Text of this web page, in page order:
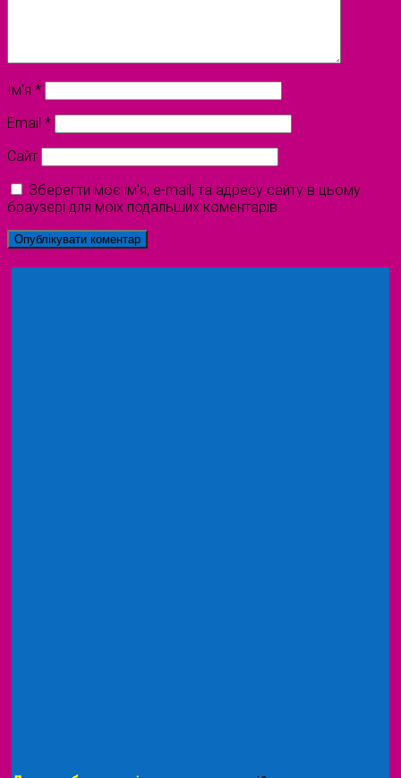
Ім'я *
Email *
Сайт
Зберегти моє ім'я, e-mail, та адресу сайту в цьому
браузері для моїх подальших коментарів.